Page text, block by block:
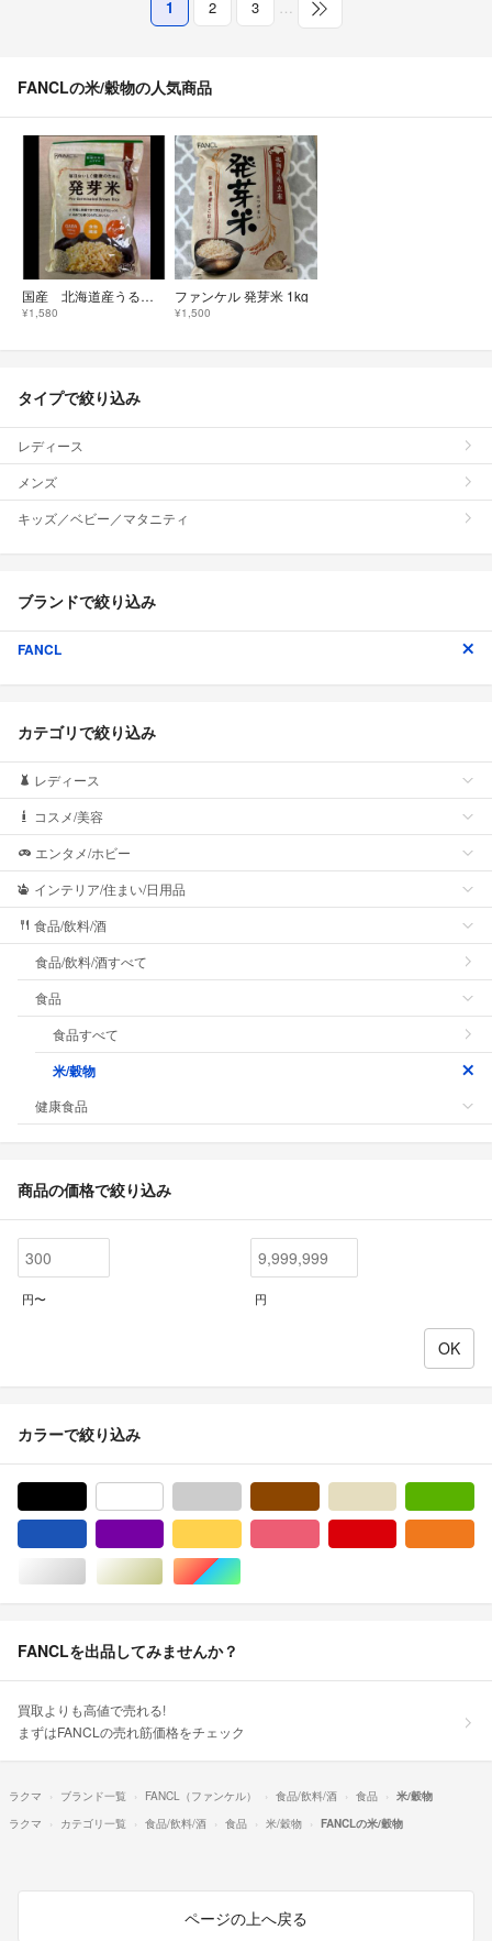
1 2 3 …
FANCLの米/穀物の人気商品
国産 北海道産うるち米 玄米 750g チャック付 食物繊維 GABA ビタミン
¥1,580
ファンケル 発芽米 1kg
¥1,500
タイプで絞り込み
レディース
メンズ
キッズ／ベビー／マタニティ
ブランドで絞り込み
FANCL
カテゴリで絞り込み
レディース
コスメ/美容
エンタメ/ホビー
インテリア/住まい/日用品
食品/飲料/酒
食品/飲料/酒すべて
食品
食品すべて
米/穀物
健康食品
商品の価格で絞り込み
円〜 円
カラーで絞り込み
シルバー/銀色系ゴールド/金色系マルチカラー
FANCLを出品してみませんか？
買取よりも高値で売れる!
まずはFANCLの売れ筋価格をチェック
ラクマ ブランド一覧 FANCL（ファンケル） 食品/飲料/酒 食品
米/穀物
ラクマ
カテゴリ一覧 食品/飲料/酒 食品 米/穀物 FANCLの米/穀物
ページの上へ戻る